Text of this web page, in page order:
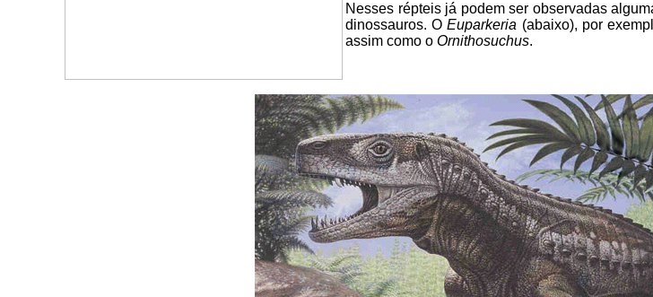
Nesses répteis já podem ser observadas
dinossauros. OEuparkeria (abaixo), por
assim como o Ornithosuchus.